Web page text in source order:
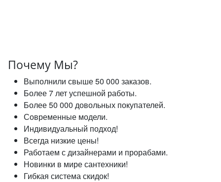
Почему Мы?
Выполнили свыше 50 000 заказов.
Более 7 лет успешной работы.
Более 50 000 довольных покупателей.
Современные модели.
Индивидуальный подход!
Всегда низкие цены!
Работаем с дизайнерами и прорабами.
Новинки в мире сантехники!
Гибкая система скидок!